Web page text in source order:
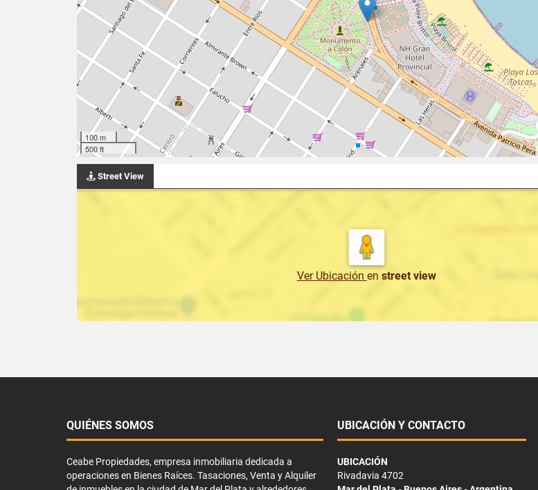
100 m
500 ft
Street View
Ver Ubicación en street view
QUIÉNES SOMOS
Ceabe Propiedades, empresa inmobiliaria dedicada a
operaciones en Bienes Raíces. Tasaciones, Venta y Alquiler
UBICACIÓN Y CONTACTO
UBICACIÓN
Rivadavia 4702